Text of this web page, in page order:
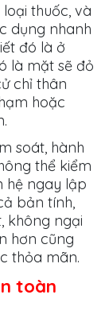
thuốc, và
dụng nhanh
đó là ở
là mặt sẽ đỏ
chỉ thân
hoặc
soát, hành
thể kiểm
hệ ngay lập
bản tính,
không ngại
hơn cũng
thỏa mãn.
toàn